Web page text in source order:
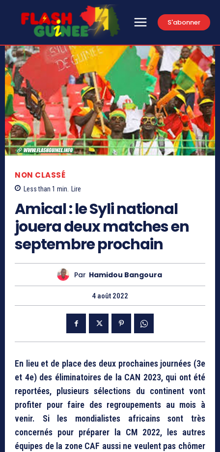
S'abonner
NON CLASSÉ
Less than 1 min. Lire
Amical : le Syli national
jouera deux matches en
septembre prochain
Par Hamidou Bangoura
4 août 2022
En lieu et de place des deux prochaines journées (3e
et 4e) des éliminatoires de la CAN 2023, qui ont été
reportées, plusieurs sélections du continent vont
profiter pour faire des regroupements au mois à
venir. Si les mondialistes africains sont très
concernés pour préparer la CM 2022, les autres
équipes de la zone CAF aussi ne veulent pas chômer